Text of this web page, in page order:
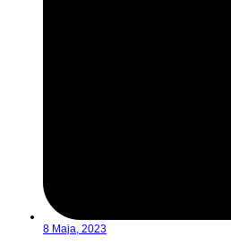
8 Maja, 2023